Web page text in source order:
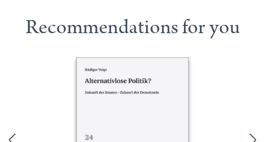
Recommendations for you